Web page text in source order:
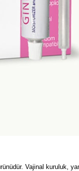
Vajinal kuruluk,